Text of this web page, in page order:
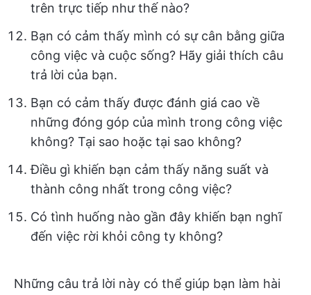
trên trực tiếp như thế nào?
Bạn có cảm thấy mình có sự cân bằng giữa
công việc và cuộc sống? Hãy giải thích câu
trả lời của bạn.
Bạn có cảm thấy được đánh giá cao về
những đóng góp của mình trong công việc
không? Tại sao hoặc tại sao không?
Điều gì khiến bạn cảm thấy năng suất và
thành công nhất trong công việc?
Có tình huống nào gần đây khiến bạn nghĩ
đến việc rời khỏi công ty không?
Những câu trả lời này có thể giúp bạn làm hài